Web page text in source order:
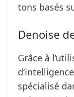
tons basés
Denoise
Grâce à
spécialisé